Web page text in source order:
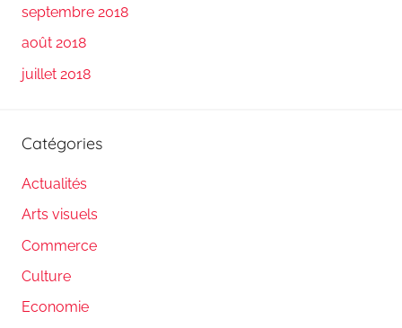
septembre 2018
août 2018
juillet 2018
Catégories
Actualités
Arts visuels
Commerce
Culture
Economie